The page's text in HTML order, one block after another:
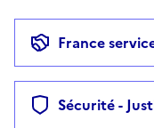
France
Sécurité -